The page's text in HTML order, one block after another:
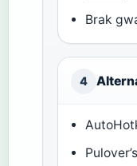
Brak
4